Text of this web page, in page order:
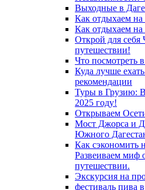
Выходные в
Как отдыхаем
Как отдыхаем на
Открой для
путешествии!
Что посмотреть
Куда лучше
рекомендации
Туры в Грузию:
2025 году!
Открываем
Мост Джорса и
Южного
Как сэкономить
Развеиваем миф
путешествии.
Экскурсия на
фестиваль пива